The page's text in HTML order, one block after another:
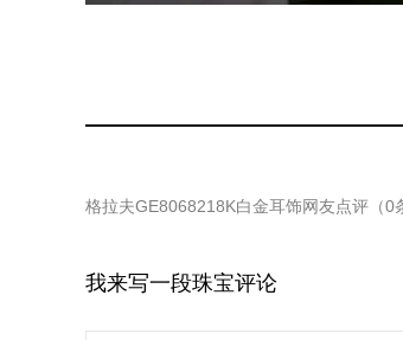
格拉夫GE8068218K白金耳饰网友点评（0
我来写一段珠宝评论